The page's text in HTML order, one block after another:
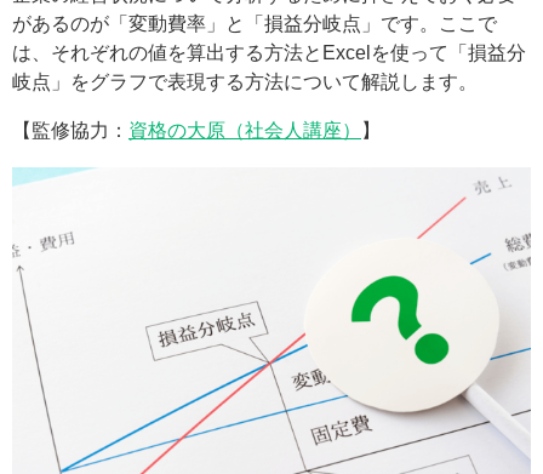
があるのが「変動費率」と「損益分岐点」です。ここで
は、それぞれの値を算出する方法とExcelを使って「損益分
岐点」をグラフで表現する方法について解説します。
【監修協力： 資格の大原（社会人講座） 】